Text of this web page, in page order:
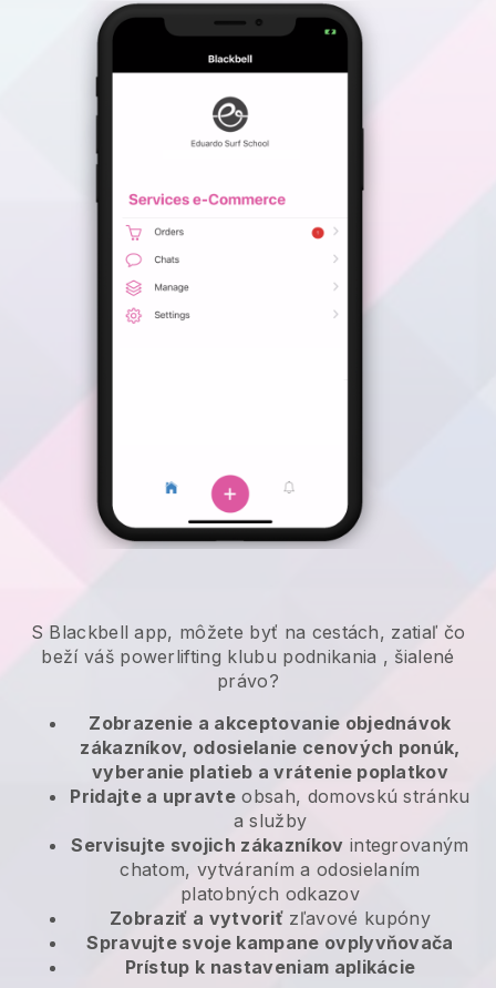
S Blackbell app, môžete byť na cestách, zatiaľ čo
beží váš powerlifting klubu podnikania , šialené
právo?
Zobrazenie a akceptovanie objednávok
zákazníkov, odosielanie cenových ponúk,
vyberanie platieb a vrátenie poplatkov
Pridajte a upravte obsah, domovskú stránku
a služby
Servisujte svojich zákazníkov integrovaným
chatom, vytváraním a odosielaním
platobných odkazov
Zobraziť a vytvoriť zľavové kupóny
Spravujte svoje kampane ovplyvňovača
Prístup k nastaveniam aplikácie